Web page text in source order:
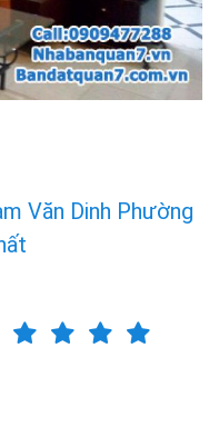
Văn Dinh Phường